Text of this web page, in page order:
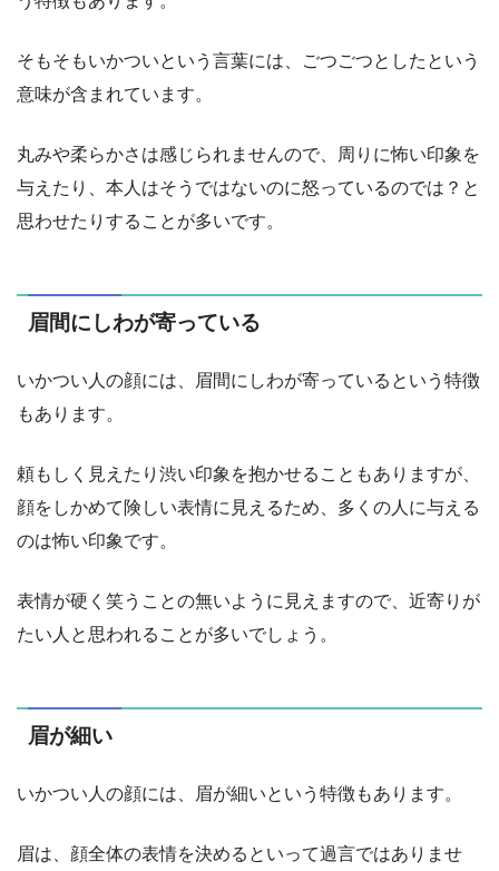
そもそもいかついという言葉には、ごつごつとしたという
意味が含まれています。
丸みや柔らかさは感じられませんので、周りに怖い印象を
与えたり、本人はそうではないのに怒っているのでは？と
思わせたりすることが多いです。
眉間にしわが寄っている
いかつい人の顔には、眉間にしわが寄っているという特徴
もあります。
頼もしく見えたり渋い印象を抱かせることもありますが、
顔をしかめて険しい表情に見えるため、多くの人に与える
のは怖い印象です。
表情が硬く笑うことの無いように見えますので、近寄りが
たい人と思われることが多いでしょう。
眉が細い
いかつい人の顔には、眉が細いという特徴もあります。
眉は、顔全体の表情を決めるといって過言ではありませ